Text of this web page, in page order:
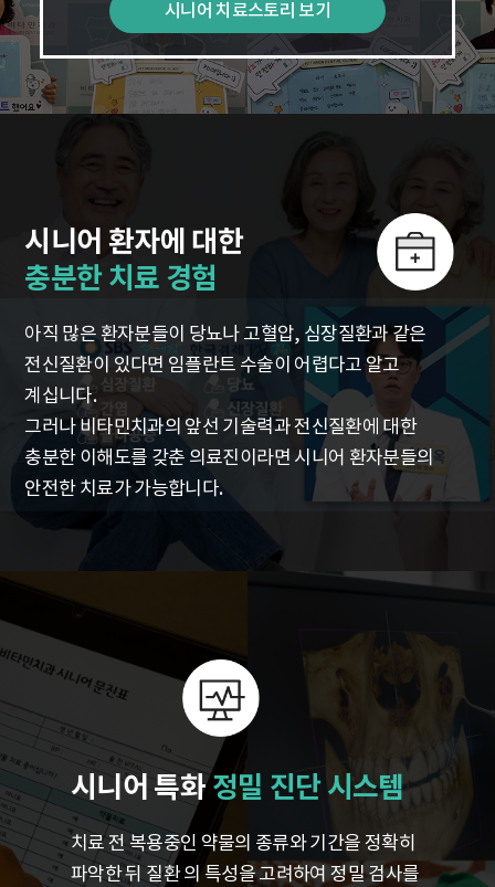
시니어 치료스토리 보기
시니어 환자에 대한
충분한 치료 경험
아직 많은 환자분들이 당뇨나 고혈압, 심장질환과 같은
전신질환이 있다면 임플란트 수술이 어렵다고 알고
계십니다.
그러나 비타민치과의 앞선 기술력과 전신질환에 대한
충분한 이해도를 갖춘 의료진이라면 시니어 환자분들의
안전한 치료가가능합니다.
시니어 특화정밀 진단 시스템
치료 전 복용중인 약물의 종류와 기간을 정확히
파악한 뒤 질환의 특성을 고려하여 정밀 검사를